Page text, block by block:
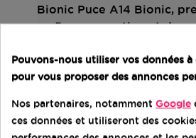
Bionic Puce A14 Bionic,
en 5 nm, garantissant des
améliorée. Idéal pour le
exigeants et les
expérience utilisateur
Pouvons-nous utiliser vos données
pour vous proposer des annonces
Nos partenaires, notamment Google
ces données et utiliseront des